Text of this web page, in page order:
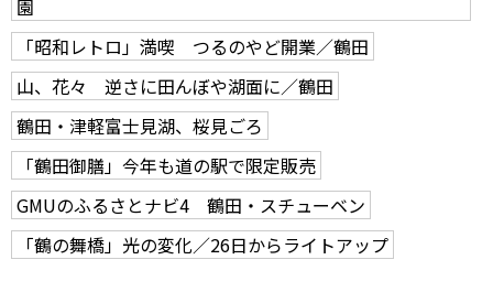
園
「昭和レトロ」満喫 つるのやど開業／鶴田
山、花々 逆さに田んぼや湖面に／鶴田
鶴田・津軽富士見湖、桜見ごろ
「鶴田御膳」今年も道の駅で限定販売
GMUのふるさとナビ4 鶴田・スチューベン
「鶴の舞橋」光の変化／26日からライトアップ